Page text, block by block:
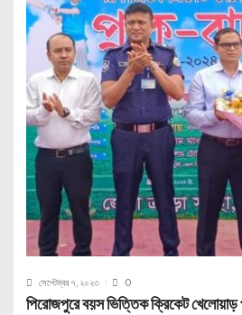
সেপ্টেম্বর ৭, ২০২৩ 0
পিরোজপুরে বয়স ভিত্তিক ক্রিকেট খেলোয়াড়